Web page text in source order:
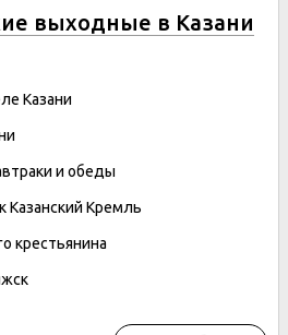
выходные в Казани
Казани
и обеды
Казанский Кремль
крестьянина